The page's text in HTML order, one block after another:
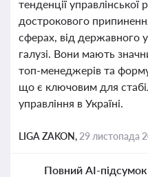
тенденції управлінської
дострокового
сферах, від державного
галузі. Вони мають
топ-менеджерів та
що є ключовим для
управління в Україні.
LIGA ZAKON, 29 листопада
Повний AI-